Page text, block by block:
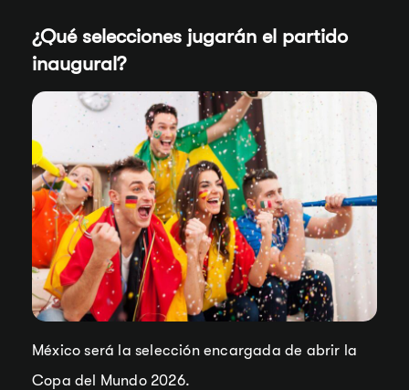
¿Qué selecciones jugarán el partido
inaugural?
México será la selección encargada de abrir la
Copa del Mundo 2026.